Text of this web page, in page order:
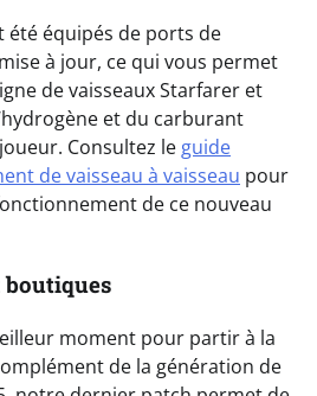
été équipés de ports de
à jour, ce qui vous permet
de vaisseaux Starfarer et
et du carburant
Consultez le guide
de vaisseau à vaisseau pour
de ce nouveau
boutiques
moment pour partir à la
de la génération de